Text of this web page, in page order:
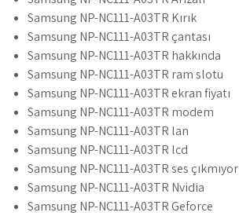
Samsung NP-NC111-A03TR Kırık
Samsung NP-NC111-A03TR çantası
Samsung NP-NC111-A03TR hakkında
Samsung NP-NC111-A03TR ram slotu
Samsung NP-NC111-A03TR ekran fiyatı
Samsung NP-NC111-A03TR modem
Samsung NP-NC111-A03TR lan
Samsung NP-NC111-A03TR lcd
Samsung NP-NC111-A03TR ses çıkmıyor
Samsung NP-NC111-A03TR Nvidia
Samsung NP-NC111-A03TR Geforce